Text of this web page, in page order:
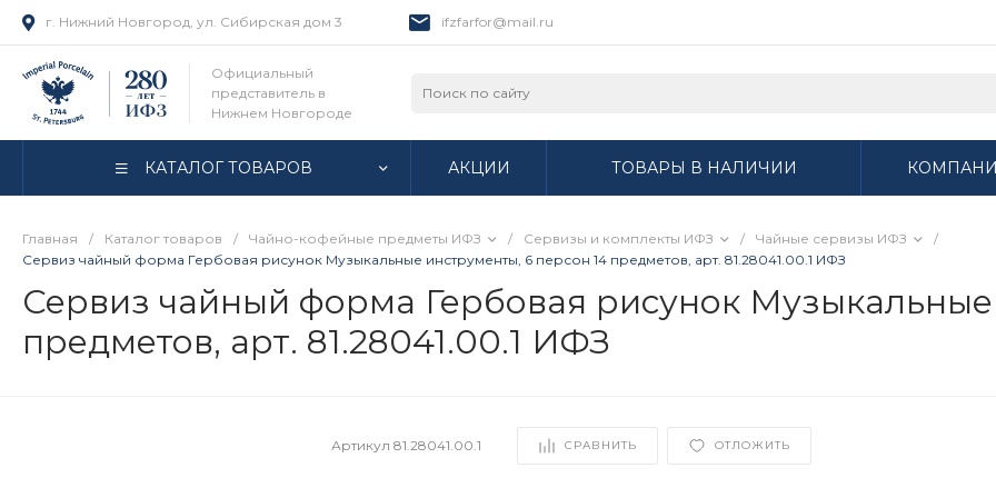
г. Нижний Новгород, ул. Сибирская дом 3 ifzfarfor@mail.ru
Официальный
представитель в
Нижнем Новгороде
КАТАЛОГ ТОВАРОВ АКЦИИ ТОВАРЫ В НАЛИЧИИ
Главная / Каталог товаров / Чайно-кофейные предметы ИФЗ / Сервизы и комплекты ИФЗ / Чайные сервизы ИФЗ
/
Сервиз чайный форма Гербовая рисунок Музыкальные инструменты, 6 персон 14 предметов, арт. 81.28041.00.1 ИФЗ
Сервиз чайный форма Гербовая рисунок
предметов, арт. 81.28041.00.1 ИФЗ
Артикул81.28041.00.1 СРАВНИТЬ ОТЛОЖИТЬ